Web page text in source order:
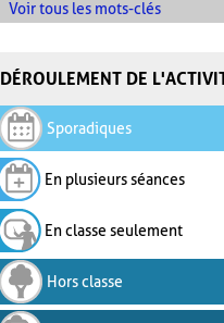
Voir tous les mots-clés
DÉROULEMENT DE
Sporadiques
En plusieurs séances
En classe seulement
Hors classe